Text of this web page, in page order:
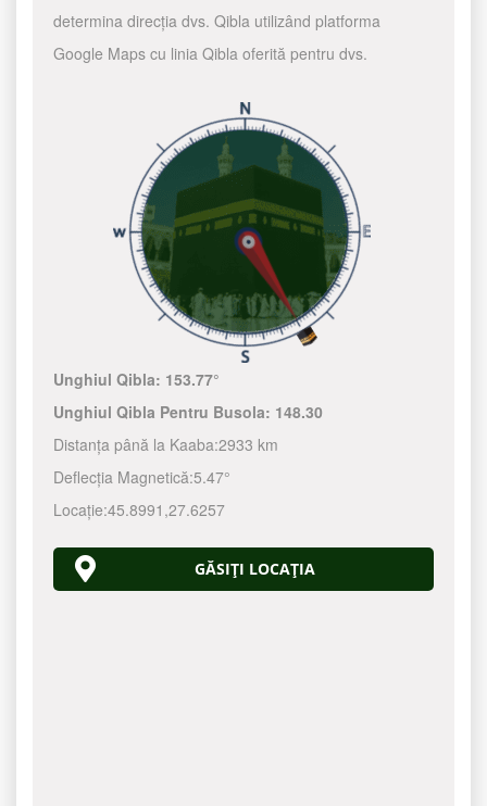
determina direcția dvs. Qibla utilizând platforma
Google Maps cu linia Qibla oferită pentru dvs.
Unghiul Qibla: 153.77°
Unghiul Qibla Pentru Busola: 148.30
Distanța până la Kaaba:2933 km
Deflecția Magnetică:5.47°
Locație:45.8991 ,27.6257
GĂSIȚI LOCAȚIA